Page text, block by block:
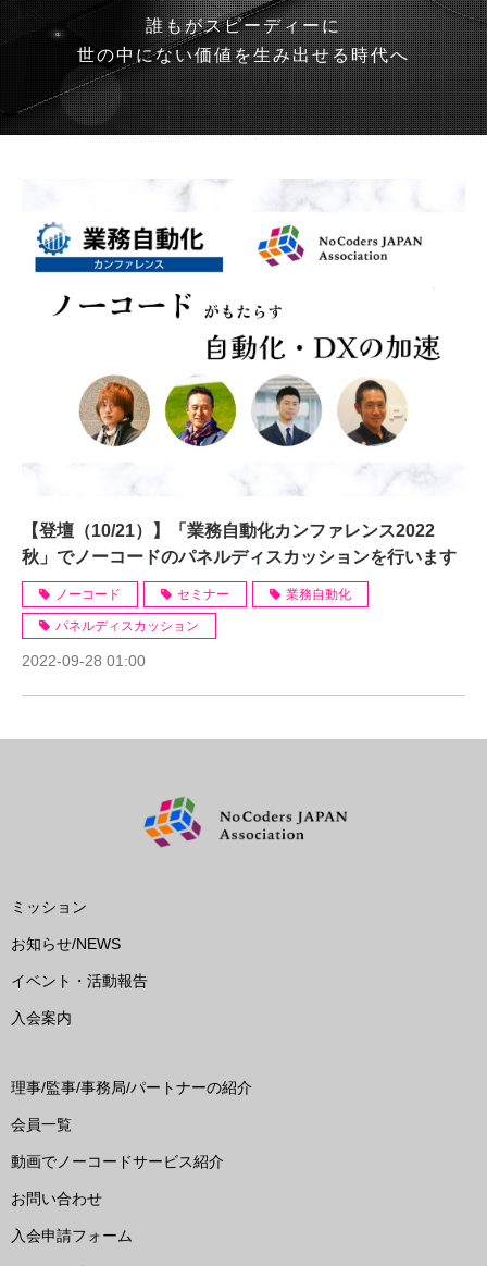
誰もがスピーディーに
世の中にない価値を生み出せる時代へ
【登壇（10/21）】「業務自動化カンファレンス2022
秋」でノーコードのパネルディスカッションを行います
ノーコード セミナー 業務自動化
パネルディスカッション
2022-09-28 01:00
ミッション
お知らせ/NEWS
イベント・活動報告
入会案内
理事/監事/事務局/パートナーの紹介
会員一覧
動画でノーコードサービス紹介
お問い合わせ
入会申請フォーム